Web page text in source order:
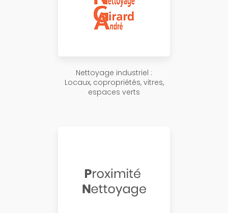
Nettoyage industriel :
Locaux, copropriétés, vitres,
espaces verts